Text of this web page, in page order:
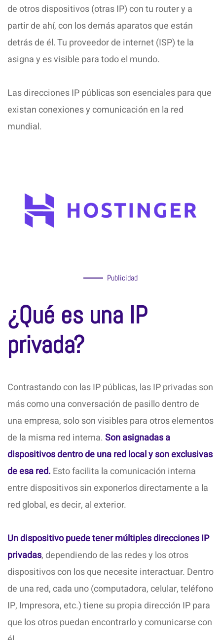
de otros dispositivos (otras IP) con tu router y a
partir de ahí, con los demás aparatos que están
detrás de él. Tu proveedor de internet (ISP) te la
asigna y es visible para todo el mundo.
Las direcciones IP públicas son esenciales para que
existan conexiones y comunicación en la red
mundial.
Publicidad
¿Qué es una IP
privada?
Contrastando con las IP públicas, las IP privadas son
más como una conversación de pasillo dentro de
una empresa, solo son visibles para otros elementos
de la misma red interna.Son asignadas a
dispositivos dentro de una red local y son exclusivas
de esa red. Esto facilita la comunicación interna
entre dispositivos sin exponerlos directamente a la
red global, es decir, al exterior.
Un dispositivo puede tener múltiples direcciones IP
privadas, dependiendo de las redes y los otros
dispositivos con los que necesite interactuar. Dentro
de una red, cada uno (computadora, celular, teléfono
IP, Impresora, etc.) tiene su propia dirección IP para
que los otros puedan encontrarlo y comunicarse con